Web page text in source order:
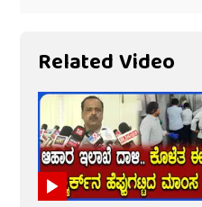
Related Video